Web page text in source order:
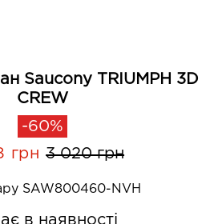
Saucony TRIUMPH 3D
CREW
-60%
грн 3 020 грн
SAW800460-NVH
в наявності